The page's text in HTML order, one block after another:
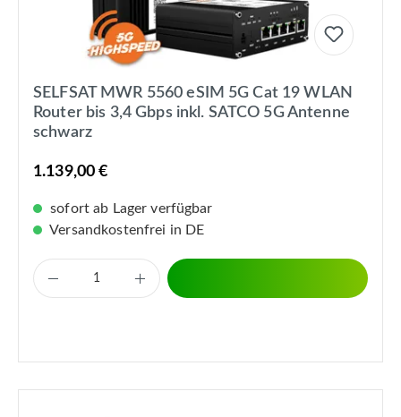
SELFSAT MWR 5560 eSIM 5G Cat 19 WLAN
Router bis 3,4 Gbps inkl. SATCO 5G Antenne
schwarz
1.139,00 €
sofort ab Lager verfügbar
Versandkostenfrei in DE